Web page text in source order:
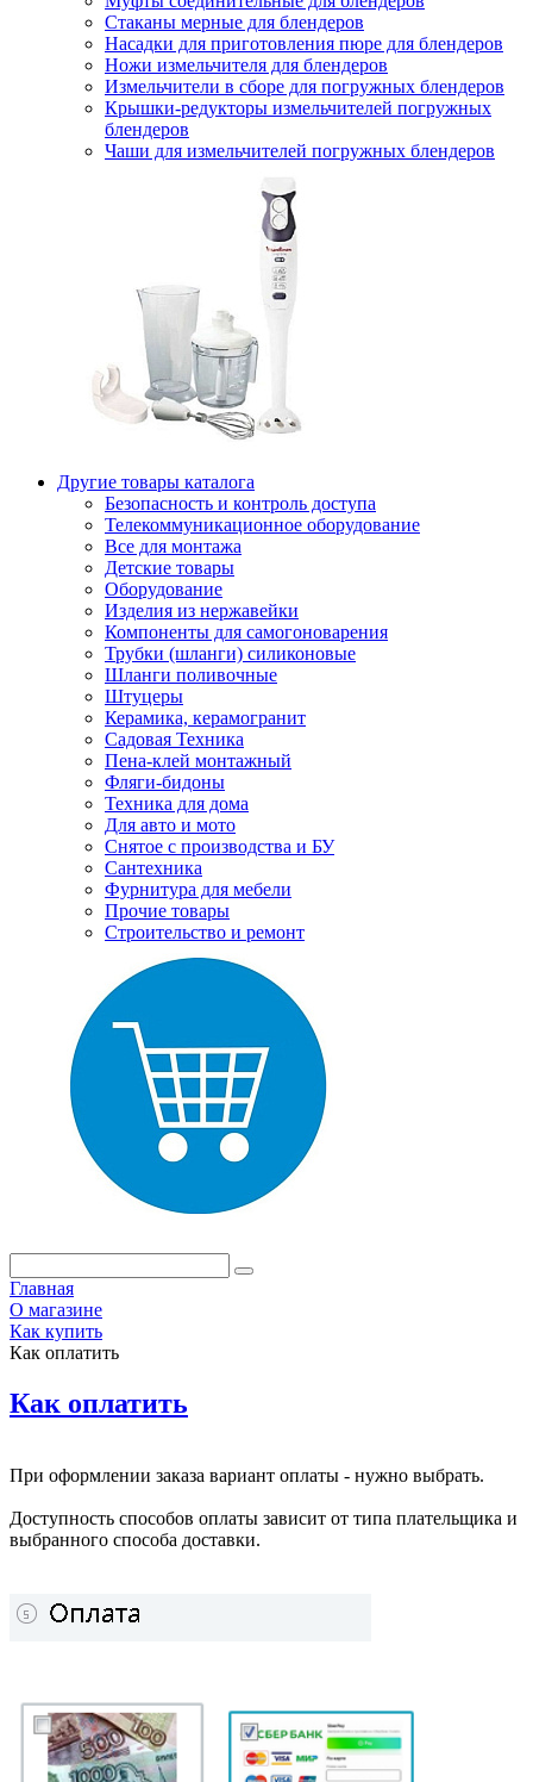
Стаканы мерные для блендеров
Насадки для приготовления пюре для блендеров
Ножи измельчителя для блендеров
Измельчители в сборе для погружных блендеров
Крышки-редукторы измельчителей погружных
блендеров
Чаши для измельчителей погружных блендеров
Другие товары каталога
Безопасность и контроль доступа
Телекоммуникационное оборудование
Все для монтажа
Детские товары
Оборудование
Изделия из нержавейки
Компоненты для самогоноварения
Трубки (шланги) силиконовые
Шланги поливочные
Штуцеры
Керамика, керамогранит
Садовая Техника
Пена-клей монтажный
Фляги-бидоны
Техника для дома
Для авто и мото
Снятое с производства и БУ
Сантехника
Фурнитура для мебели
Прочие товары
Строительство и ремонт
Главная
О магазине
Как купить
Как оплатить
Как оплатить
При оформлении заказа вариант оплаты - нужно выбрать.
Доступность способов оплаты зависит от типа плательщика и
выбранного способа доставки.